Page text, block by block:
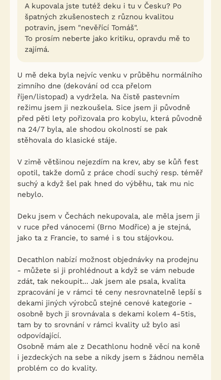
A kupovala jste tutéž deku i tu v Česku? Po
špatných zkušenostech z různou kvalitou
potravin, jsem "nevěřící Tomáš".
To prosím neberte jako kritiku, opravdu mě to
zajímá.
U mě deka byla nejvíc venku v průběhu normálního
zimního dne (dekování od cca přelom
říjen/listopad) a vydržela. Na čistě pastevním
režimu jsem ji nezkoušela. Sice jsem ji původně
před pěti lety pořizovala pro kobylu, která původně
na 24/7 byla, ale shodou okolností se pak
stěhovala do klasické stáje.
V zimě většinou nejezdím na krev, aby se kůň fest
opotil, takže domů z práce chodí suchý resp. téměř
suchý a když šel pak hned do výběhu, tak mu nic
nebylo.
Deku jsem v Čechách nekupovala, ale měla jsem ji
v ruce před vánocemi (Brno Modřice) a je stejná,
jako ta z Francie, to samé i s tou stájovkou.
Decathlon nabízí možnost objednávky na prodejnu
- můžete si ji prohlédnout a když se vám nebude
zdát, tak nekoupit... Jak jsem ale psala, kvalita
zpracování je v rámci té ceny nesrovnatelně lepší s
dekami jiných výrobců stejné cenové kategorie -
osobně bych ji srovnávala s dekami kolem 4-5tis,
tam by to srovnání v rámci kvality už bylo asi
odpovídající.
Osobně mám ale z Decathlonu hodně věcí na koně
i jezdeckých na sebe a nikdy jsem s žádnou neměla
problém co do kvality.